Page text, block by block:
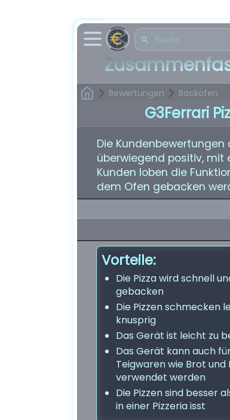
Bewertungen Backöfen
G3Ferrari
Die Kundenbewertungen
überwiegend positiv, mit
Kunden loben die
dem Ofen gebacken
Vorteile:
Die Pizza wird schnell
gebacken
Die Pizzen schmecken
knusprig
Das Gerät ist leicht zu
Das Gerät kann auch
Teigwaren wie Brot und
verwendet werden
Die Pizzen sind besser
in einer Pizzeria isst